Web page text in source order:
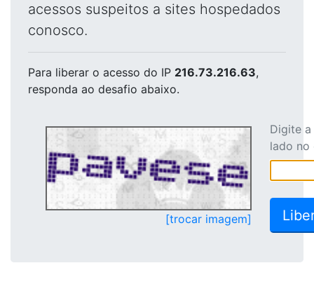
acessos suspeitos a sites hospedados
conosco.
Para liberar o acesso do IP 216.73.216.63,
responda ao desafio abaixo.
[trocar imagem]
Digite
lado no